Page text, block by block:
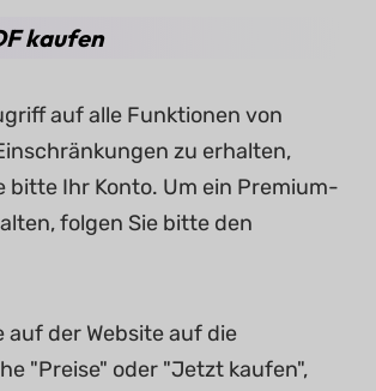
kaufen
auf alle Funktionen von
zu erhalten,
bitte Ihr Konto. Um ein Premium-
folgen Sie bitte den
auf der Website auf die
"Preise" oder "Jetzt kaufen",